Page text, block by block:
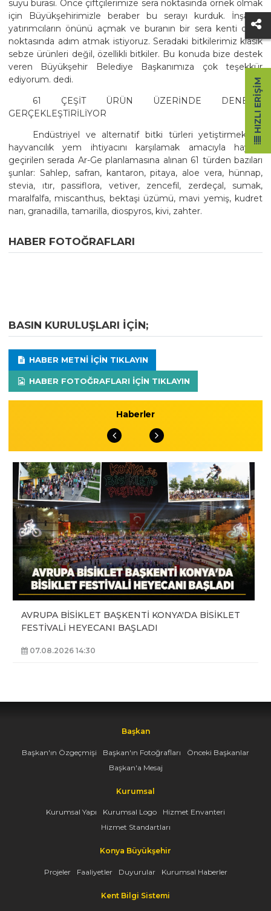
suyu burası. Önce çiftçilerimize sera noktasında örnek olmak
için Büyükşehirimizle beraber bu serayı kurduk. İnşallah
yatırımcıların önünü açmak ve buranın bir sera kenti olma
noktasında adım atmak istiyoruz. Seradaki bitkilerimiz klasik
sebze ürünleri değil, özellikli bitkiler. Bu konuda bize destek
veren Büyükşehir Belediye Başkanımıza çok teşekkür
ediyorum. dedi.
61 ÇEŞİT ÜRÜN ÜZERİNDE DENEME
GERÇEKLEŞTİRİLİYOR
Endüstriyel ve alternatif bitki türleri yetiştirmek ve
hayvancılık yem ihtiyacını karşılamak amacıyla hayata
geçirilen serada Ar-Ge planlamasına alınan 61 türden bazıları
şunlar: Sahlep, safran, kantaron, pitaya, aloe vera, hünnap,
stevia, ıtır, passiflora, vetiver, zencefil, zerdeçal, sumak,
maralfalfa, miscanthus, bektaşi üzümü, mavi yemiş, kudret
narı, granadilla, tamarilla, diospyros, kivi, zahter.
HABER FOTOĞRAFLARI
BASIN KURULUŞLARI IÇIN;
HABER METNI IÇIN TIKLAYIN
HABER FOTOĞRAFLARI IÇIN TIKLAYIN
Haberler
AVRUPA BİSİKLET BAŞKENTİ KONYA'DA BİSİKLET
FESTİVALİ HEYECANI BAŞLADI
07.08.2026 14:30
Başkan
Başkan'ın Özgeçmişi Başkan'ın Fotoğrafları
Önceki Başkanlar
Başkan'a Mesaj
Kurumsal
Kurumsal Yapı Kurumsal Logo
Hizmet Envanteri
Hizmet Standartları
Konya Büyükşehir
Projeler Faaliyetler Duyurular Kurumsal Haberler
Kent Bilgi Sistemi
HIZLI ERIŞIM